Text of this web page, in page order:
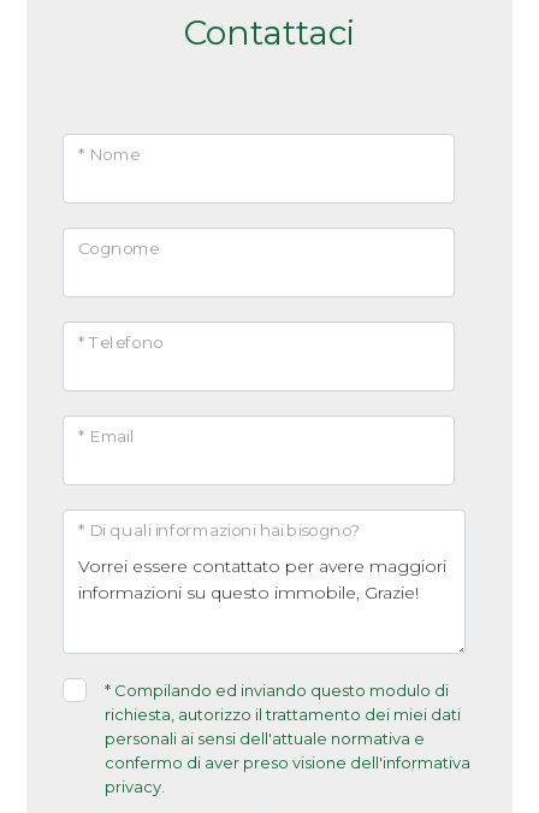
Contattaci
* Nome
Cognome
* Telefono
* Email
* Di quali informazioni hai bisogno?
* Compilando ed inviando questo modulo di
richiesta, autorizzo il trattamento dei miei dati
personali ai sensi dell'attuale normativa e
confermo di aver preso visione dell'informativa
privacy.